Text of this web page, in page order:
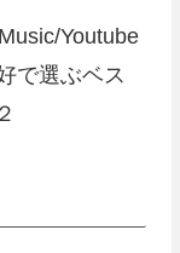
Youtube
で選ぶベス